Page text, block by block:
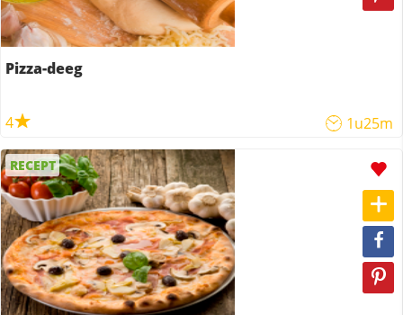
Pizza-deeg
4 1u25m
RECEPT